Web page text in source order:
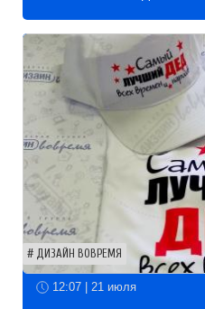
ДИЗАЙН ВОВРЕМЯ
12:07 | 21 июля